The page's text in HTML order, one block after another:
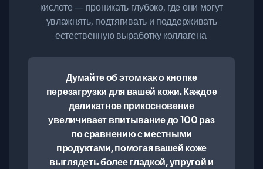
кислоте — проникать глубоко, где они могут
увлажнять, подтягивать и поддерживать
естественную выработку коллагена.
Думайте об этом как о кнопке
перезагрузки для вашей кожи. Каждое
деликатное прикосновение
увеличивает впитывание до 100 раз
по сравнению с местными
продуктами, помогая вашей коже
выглядеть более гладкой, упругой и